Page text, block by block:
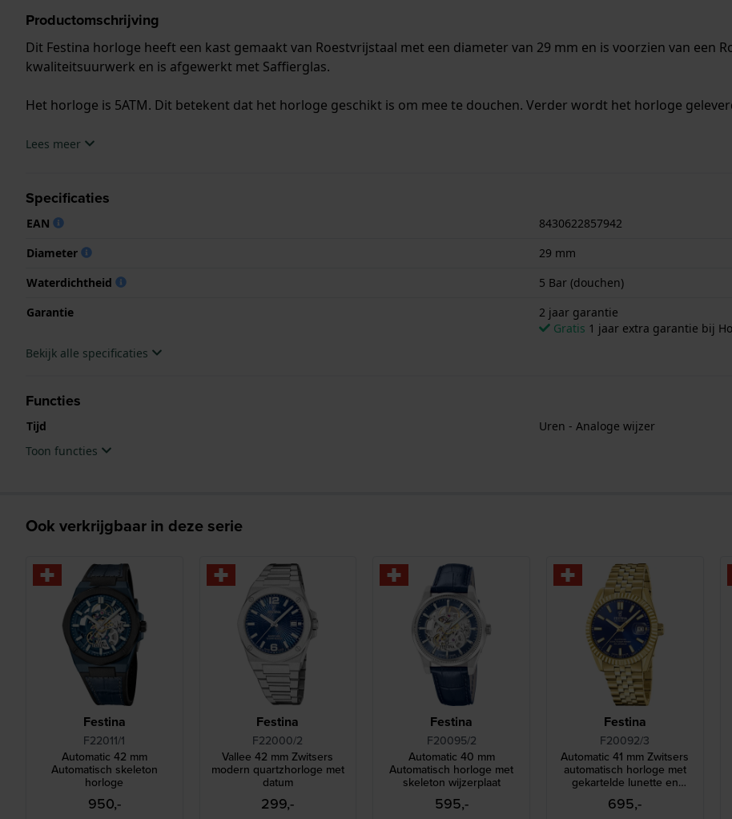
Productomschrijving
Dit Festina horloge heeft een kast gemaakt van Roestvrijstaal met een diameter van 29 mm en is voorzien van een
kwaliteitsuurwerk en is afgewerkt met Saffierglas.
Het horloge is 5ATM. Dit betekent dat het horloge geschikt is om mee te douchen. Verder wordt het horloge
.Lees meer
Specificaties
EAN
8430622857942
Diameter
29 mm
Waterdichtheid
5 Bar (douchen)
Garantie
2 jaar garantie
Gratis 1 jaar extra garantie bij
Bekijk alle specificaties
Functies
Tijd
Uren - Analoge wijzer
Toon functies
Ook verkrijgbaar in deze serie
Festina
F22011/1
Automatic 42 mm
Automatisch skeleton
horloge
950,-
Festina
F22000/2
Vallee 42 mm Zwitsers
modern quartzhorloge met
datum
299,-
Festina
F20095/2
Automatic 40 mm
Automatisch horloge met
skeleton wijzerplaat
595,-
Festina
F20092/3
Automatic 41 mm Zwitsers
automatisch horloge met
gekartelde lunette en
datum-vergrootglas
695,-